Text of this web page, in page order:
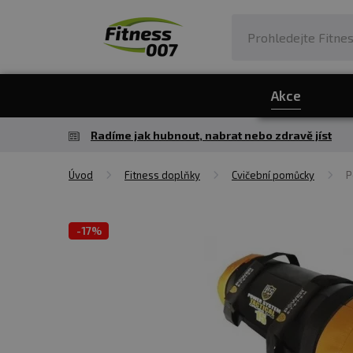
Akce
Radíme jak hubnout, nabrat nebo zdravě jíst
Úvod Fitness doplňky Cvičební pomůcky
-17%